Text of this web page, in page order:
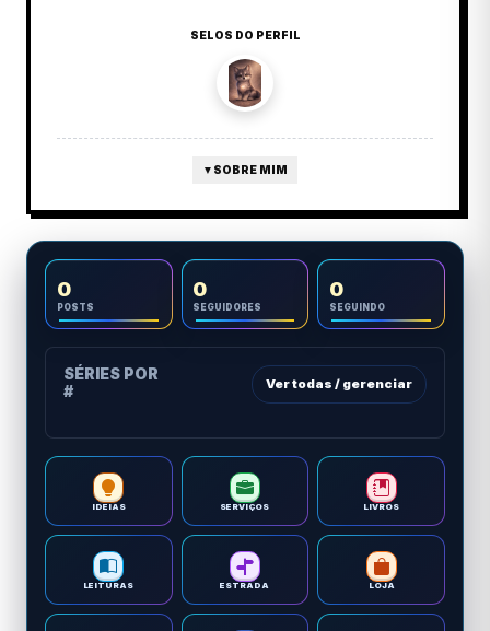
SELOS DO PERFIL
▼ SOBRE MIM
0
POSTS
0
SEGUIDORES
0
SEGUINDO
SÉRIES POR
#
Ver todas / gerenciar
IDEIAS SERVIÇOS LIVROS
LEITURAS ESTRADA LOJA